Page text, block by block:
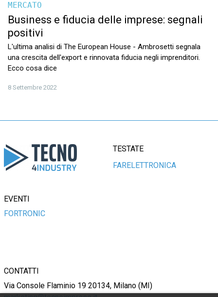
MERCATO
Business e fiducia delle imprese: segnali
positivi
L'ultima analisi di The European House - Ambrosetti segnala
una crescita dell'export e rinnovata fiducia negli imprenditori.
Ecco cosa dice
8 Settembre 2022
TESTATE
FARELETTRONICA
EVENTI
FORTRONIC
CONTATTI
Via Console Flaminio 19 20134, Milano (MI)